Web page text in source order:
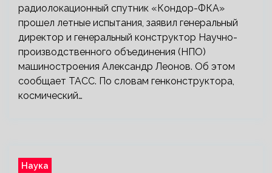
радиолокационный спутник «Кондор-ФКА»
прошел летные испытания, заявил генеральный
директор и генеральный конструктор Научно-
производственного объединения (НПО)
машиностроения Александр Леонов. Об этом
сообщает ТАСС. По словам генконструктора,
космический…
Наука